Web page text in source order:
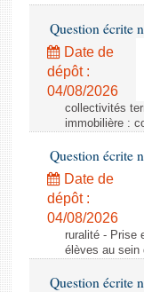
Question écrite
Date de
dépôt :
04/08/2026
collectivités
immobilière :
Question écrite
Date de
dépôt :
04/08/2026
ruralité - Prise
élèves au sein
Question écrite